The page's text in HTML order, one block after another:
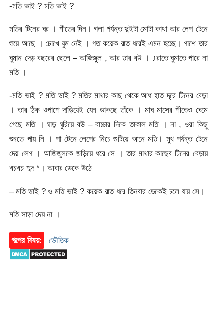
-মতি ভাই ? মতি ভাই ?
মতির টিনের ঘর । শীতের দিন। গলা পর্যন্ত দুইটা মোটা কাথা আর লেপ টেনে
শুয়ে আছে । চোখে ঘুম নেই । গত কয়েক রাত ধরেই এমন হচ্ছে। পাশে তার
ঘুমান দেড় বছরের ছেলে – আজিজুল , আর তার বউ । ♪রাতে ঘুমাতে পারে না
মতি ।
-মতি ভাই ? মতি ভাই ? মতির মাথার কাছ থেকে আধ হাত দূরে টিনের বেড়া
। তার ঠিক ওপাশে দাড়িয়েই যেন ডাকছে তাঁকে । মাঘ মাসের শীতেও ঘেমে
গেছে মতি । ঘাড় ঘুরিয়ে বউ – বাচ্চার দিকে তাকাল মতি । না , ওরা কিছু
শুনতে পায় নি । পা টেনে লেপের নিচে গুটিয়ে আনে মতি। মুখ পর্যন্ত টেনে
দেয় লেপ । আজিজুলকে জড়িয়ে ধরে সে । তার মাথার কাছের টিনের বেড়ায়
খচখচ শব্দ *। আবার ডেকে উঠে
– মতি ভাই ? ও মতি ভাই ? কয়েক রাত ধরে তিনবার ডেকেই চলে যায় সে।
মতি সাড়া দেয় না ।
গল্পের বিষয়: ভৌতিক